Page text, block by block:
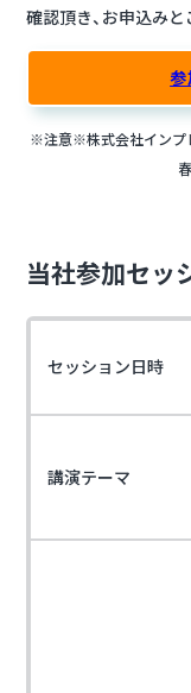
確認頂き、お申込み
参
※注意※株式会社インプ
当社参加セッ
セッション日時
講演テーマ